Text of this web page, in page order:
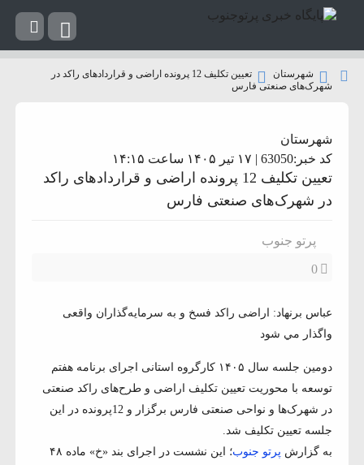
شهرستان
تعیین تکلیف 12 پرونده اراضی و قراردادهای راکد در
شهرک‌های صنعتی فارس
شهرستان
کد خبر:63050 | ۱۷ تیر ۱۴۰۵ ساعت ۱۴:۱۵
تعیین تکلیف 12 پرونده اراضی و قراردادهای راکد
در شهرک‌های صنعتی فارس
پرتو جنوب
0
عباس برنهاد: اراضی راكد فسخ و به سرمایه‌گذاران واقعی
واگذار مي شود
دومین جلسه سال ۱۴۰۵ کارگروه استانی اجرای برنامه هفتم
توسعه با محوریت تعیین تکلیف اراضی و طرح‌های راکد صنعتی
در شهرک‌ها و نواحی صنعتی فارس برگزار و 12پرونده در اين
جلسه تعيين تكليف شد.
به گزارش پرتو جنوب
؛ این نشست در اجرای بند «خ» ماده ۴۸